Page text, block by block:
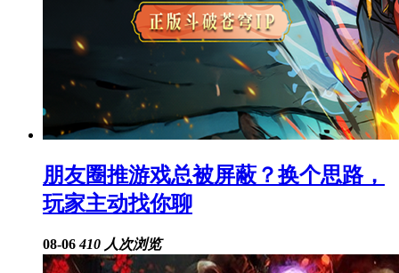
朋友圈推游戏总被屏蔽？换个思路，
玩家主动找你聊
08-06 410 人次浏览